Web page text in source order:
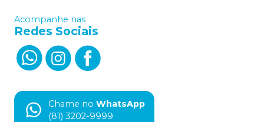
Acompanhe nas
Redes Sociais
Chame no WhatsApp
(81) 3202-9999